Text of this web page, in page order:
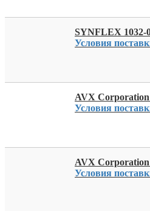
SYNFLEX 1032-
Условия
AVX
Условия
AVX
Условия